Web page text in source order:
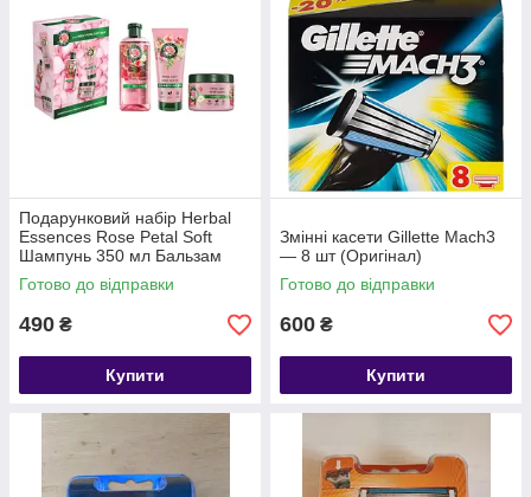
Подарунковий набір Herbal
Essences Rose Petal Soft
Шампунь 350 мл Бальзам
250 мл Маска 300 мл
Готово до відправки
490 ₴
Купити
Змінні касети Gillette Mach3
— 8 шт (Оригінал)
Готово до відправки
600 ₴
Купити